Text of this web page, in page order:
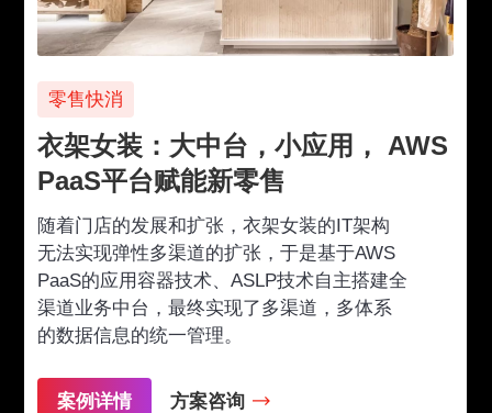
零售快消
衣架女装：大中台，小应用， AWS
PaaS平台赋能新零售
随着门店的发展和扩张，衣架女装的IT架构
无法实现弹性多渠道的扩张，于是基于AWS
PaaS的应用容器技术、ASLP技术自主搭建全
渠道业务中台，最终实现了多渠道，多体系
的数据信息的统一管理。
案例详情 方案咨询